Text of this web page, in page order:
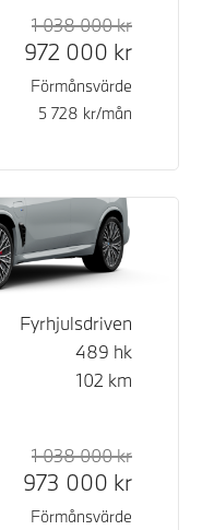
Rek. ord
1 038 000kr
972 000 kr
Förmånsvärde
5 728 kr/mån
Fyrhjulsdriven
489 hk
102 km
Rek. ord
1 038 000kr
973 000 kr
Förmånsvärde